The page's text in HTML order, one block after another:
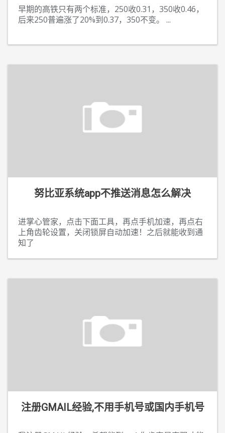
早期的高铁只有两个标准，250收0.31，350收0.46，
后来250普遍涨了20%到0.37，350不变。 ...
努比亚系统app不推送消息怎么解决
进掌心管家，点击下面工具，再点手机加速，再点右
上角齿轮设置，关闭锁屏自动加速！之后就能收到通
知了
注册GMAIL经验,不用手机号或国内手机号